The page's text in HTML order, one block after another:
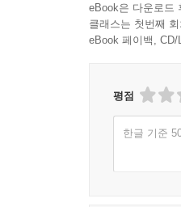
2절. 선배 질문
3절. 실수 보고
4절. 현장에서
12장. 경력 확
1절. 시니어 필
2절. 애플리케이
eBook은 다운로드
클래스는 첫번째
eBook 페이백,
평점
한글 기준